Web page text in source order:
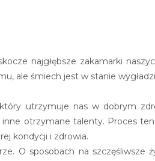
najgłębsze zakamarki
ale śmiech jest w stanie
utrzymuje nas w dobrym
otrzymane talenty. Proces
kondycji i zdrowia.
O sposobach na